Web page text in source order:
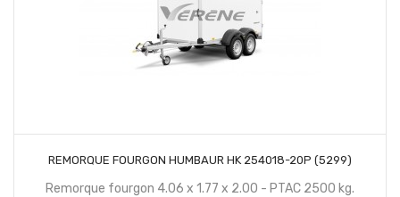
REMORQUE FOURGON HUMBAUR HK 254018-20P (5299)
Remorque fourgon 4.06 x 1.77 x 2.00 - PTAC 2500 kg.